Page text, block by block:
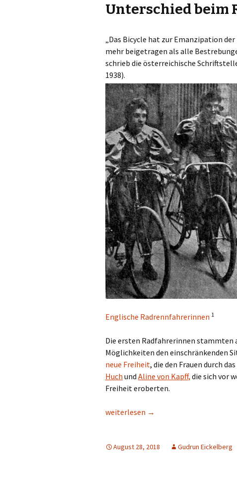
Beiträge
Richard Grassick Beiträge
Wolfgang Köhler-
Naumann Beiträge
Denis Petri Beiträge
Beiträge
Mark Peter Wege
Beiträge
Tim Birkholz
Unterschied beim
„Das Bicycle hat zur Emanzipation
mehr beigetragen als alle
schrieb die österreichische
1938).
Englische Radrennfahrerinnen 1
Die ersten Radfahrerinnen stammten
Möglichkeiten den einschränkenden
neue Freiheit, die den Frauen durch
Huch und Aline von Kapff, die sich vor
Freiheit eroberten.
Männer und Frauen – Der kleine
weiterlesen →
August 28, 2018 Gudrun Eickelberg